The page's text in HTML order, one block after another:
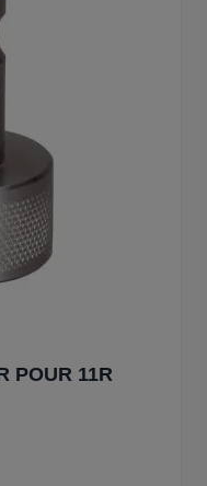
POUR 11R